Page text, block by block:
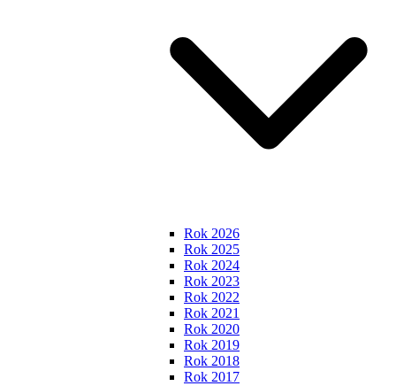
Rok 2026
Rok 2025
Rok 2024
Rok 2023
Rok 2022
Rok 2021
Rok 2020
Rok 2019
Rok 2018
Rok 2017